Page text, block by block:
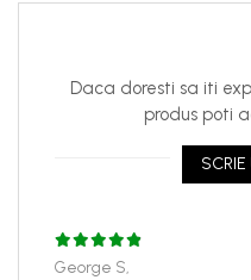
Daca doresti sa iti
produs poti
SCRIE
George S,